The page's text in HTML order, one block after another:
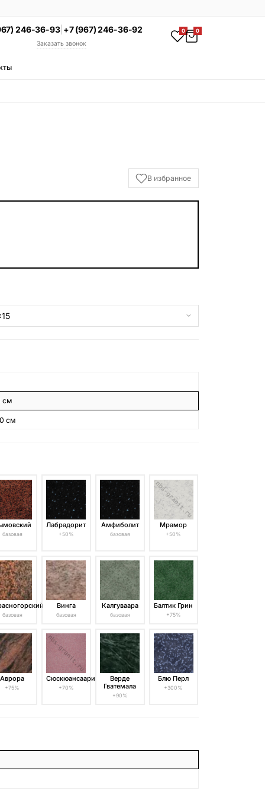
246-36-93| +7 (967) 246-36-92
Заказать звонок
0 0
В избранное
см
см
базовая
Лабрадорит
+50%
Амфиболит
базовая
Мрамор
+50%
базовая
Винга
базовая
Калгуваара
базовая
Балтик Грин
+75%
Аврора
+75%
Сюскюансаари
+70%
Верде
Гватемала
+90%
Блю Перл
+300%